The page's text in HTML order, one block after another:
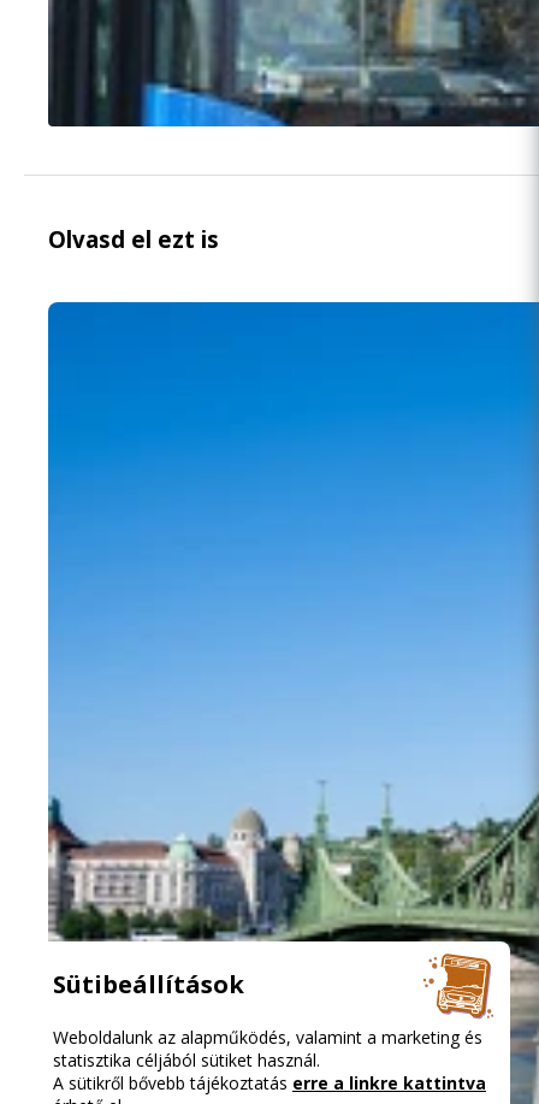
Olvasd el ezt is
Sütibeállítások
Weboldalunk az alapműködés, valamint a marketing és
statisztika céljából sütiket használ.
A sütikről bővebb tájékoztatás erre a linkre kattintva